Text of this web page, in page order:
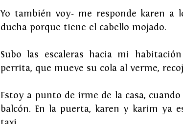
Yo también voy- me responde karen a
ducha porque tiene el cabello mojado.
Subo las escaleras hacia mi
perrita, que mueve su cola al verme,
Estoy a punto de irme de la casa,
balcón. En la puerta, karen y karim ya